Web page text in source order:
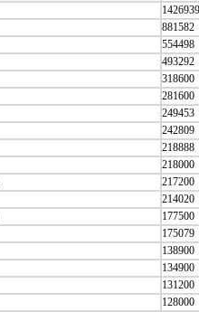
1426939
881582
554498
493292
318600
281600
249453
242809
218888
218000
217200
214020
177500
175079
138900
134900
131200
128000